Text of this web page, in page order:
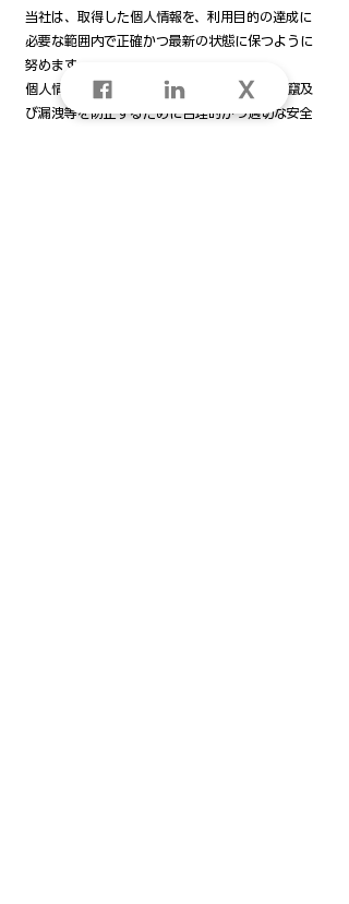
当社は、取得した個人情報を、利用目的の達成に
必要な範囲内で正確かつ最新の状態に保つように
努めます。
個人情報への不正アクセス、紛失、破壊、改竄及
び漏洩等を防止するために合理的かつ適切な安全